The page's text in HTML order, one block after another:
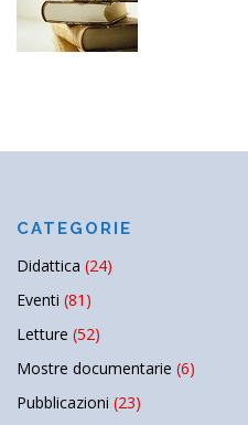
CATEGORIE
Didattica (24)
Eventi (81)
Letture (52)
Mostre documentarie (6)
Pubblicazioni (23)